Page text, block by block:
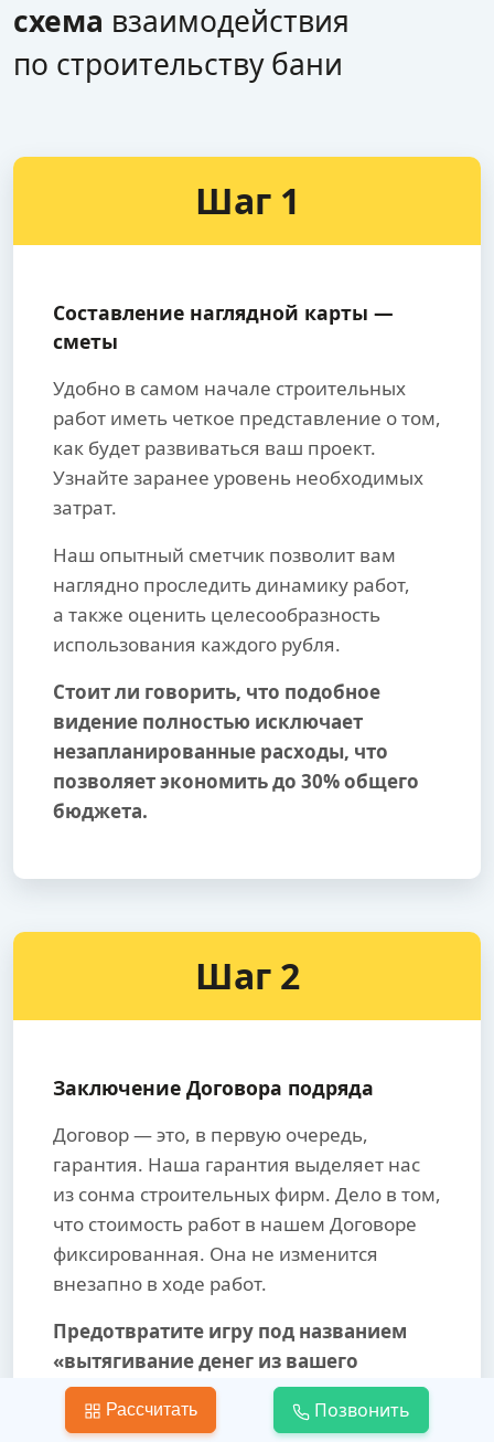
схема взаимодействия
по строительству бани
Шаг 1
Составление наглядной карты —
сметы
Удобно в самом начале строительных
работ иметь четкое представление о том,
как будет развиваться ваш проект.
Узнайте заранее уровень необходимых
затрат.
Наш опытный сметчик позволит вам
наглядно проследить динамику работ,
а также оценить целесообразность
использования каждого рубля.
Стоит ли говорить, что подобное
видение полностью исключает
незапланированные расходы, что
позволяет экономить до 30% общего
бюджета.
Шаг 2
Заключение Договора подряда
Договор — это, в первую очередь,
гарантия. Наша гарантия выделяет нас
из сонма строительных фирм. Дело в том,
что стоимость работ в нашем Договоре
фиксированная. Она не изменится
внезапно в ходе работ.
Предотвратите игру под названием
«вытягивание денег из вашего
кармана».
Рассчитать Позвонить